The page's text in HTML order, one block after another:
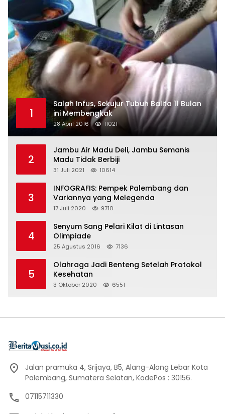
1
Salah Infus, Sekujur Tubuh Balita 11 Bulan
ini Membengkak
28 April 2016 11021
2
Jambu Air Madu Deli, Jambu Semanis
Madu Tidak Berbiji
31 Juli 2021 10614
3
INFOGRAFIS: Pempek Palembang dan
Variannya yang Melegenda
17 Juli 2020 9710
4
Senyum Sang Pelari Kilat di Lintasan
Olimpiade
25 Agustus 2016 7136
5
Olahraga Jadi Benteng Setelah Protokol
Kesehatan
3 Oktober 2020 6551
Jalan pramuka 4, Srijaya, B5, Alang-Alang Lebar Kota
Palembang, Sumatera Selatan, KodePos : 30156.
07115711330